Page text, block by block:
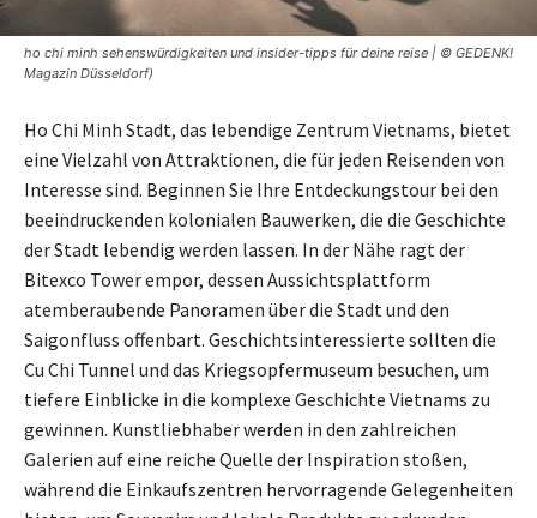
ho chi minh sehenswürdigkeiten und insider-tipps für deine reise | © GEDENK!
Magazin Düsseldorf)
Ho Chi Minh Stadt, das lebendige Zentrum Vietnams, bietet
eine Vielzahl von Attraktionen, die für jeden Reisenden von
Interesse sind. Beginnen Sie Ihre Entdeckungstour bei den
beeindruckenden kolonialen Bauwerken, die die Geschichte
der Stadt lebendig werden lassen. In der Nähe ragt der
Bitexco Tower empor, dessen Aussichtsplattform
atemberaubende Panoramen über die Stadt und den
Saigonfluss offenbart. Geschichtsinteressierte sollten die
Cu Chi Tunnel und das Kriegsopfermuseum besuchen, um
tiefere Einblicke in die komplexe Geschichte Vietnams zu
gewinnen. Kunstliebhaber werden in den zahlreichen
Galerien auf eine reiche Quelle der Inspiration stoßen,
während die Einkaufszentren hervorragende Gelegenheiten